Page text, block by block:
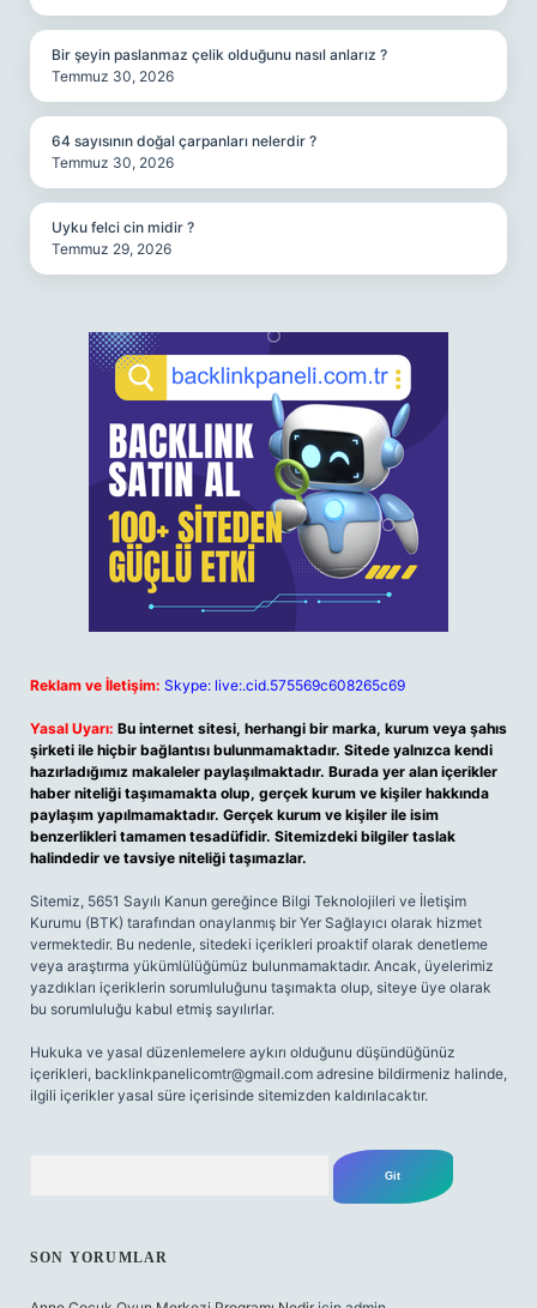
Bir şeyin paslanmaz çelik olduğunu nasıl anlarız ?
Temmuz 30, 2026
64 sayısının doğal çarpanları nelerdir ?
Temmuz 30, 2026
Uyku felci cin midir ?
Temmuz 29, 2026
Reklam ve İletişim: Skype: live:.cid.575569c608265c69
Yasal Uyarı: Bu internet sitesi, herhangi bir marka, kurum veya şahıs
şirketi ile hiçbir bağlantısı bulunmamaktadır. Sitede yalnızca kendi
hazırladığımız makaleler paylaşılmaktadır. Burada yer alan içerikler
haber niteliği taşımamakta olup, gerçek kurum ve kişiler hakkında
paylaşım yapılmamaktadır. Gerçek kurum ve kişiler ile isim
benzerlikleri tamamen tesadüfidir. Sitemizdeki bilgiler taslak
halindedir ve tavsiye niteliği taşımazlar.
Sitemiz, 5651 Sayılı Kanun gereğince Bilgi Teknolojileri ve İletişim
Kurumu (BTK) tarafından onaylanmış bir Yer Sağlayıcı olarak hizmet
vermektedir. Bu nedenle, sitedeki içerikleri proaktif olarak denetleme
veya araştırma yükümlülüğümüz bulunmamaktadır. Ancak, üyelerimiz
yazdıkları içeriklerin sorumluluğunu taşımakta olup, siteye üye olarak
bu sorumluluğu kabul etmiş sayılırlar.
Hukuka ve yasal düzenlemelere aykırı olduğunu düşündüğünüz
içerikleri, backlinkpanelicomtr@gmail.com adresine bildirmeniz halinde,
ilgili içerikler yasal süre içerisinde sitemizden kaldırılacaktır.
SON YORUMLAR